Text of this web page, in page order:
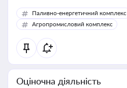
Паливно-енергетичний комплекс
Агропромисловий комплекс
Оціночна діяльність